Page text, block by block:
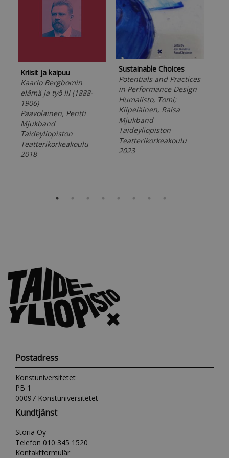
Kriisit ja kaipuu
Kaarlo Bergbomin
elämä ja työ III (1888-
1906)
Paavolainen, Pentti
Mjukband
Taideyliopiston
Teatterikorkeakoulu
2018
Sustainable Choices
Potentials and Practices
in Performance Design
Humalisto, Tomi;
Kilpeläinen, Raisa
Mjukband
Taideyliopiston
Teatterikorkeakoulu
2023
Postadress
Konstuniversitetet
PB 1
00097 Konstuniversitetet
Kundtjänst
Storia Oy
Telefon 010 345 1520
Kontaktformulär